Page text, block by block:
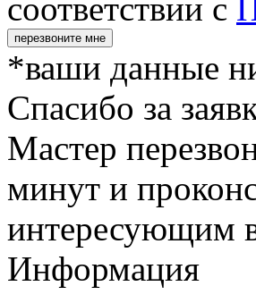
соответствии с
перезвоните мне
*ваши данные
Спасибо за
Мастер
минут и
интересующим
Информация